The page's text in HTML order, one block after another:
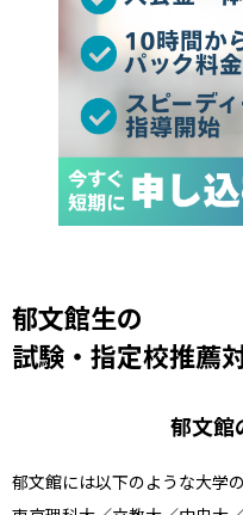
郁文館生の
試験・指定校推薦
郁文館
郁文館には以下のような大学